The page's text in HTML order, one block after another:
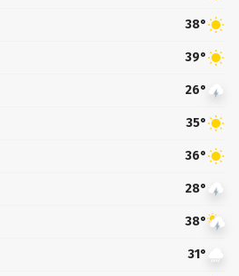
38°
39°
26°
35°
36°
28°
38°
31°